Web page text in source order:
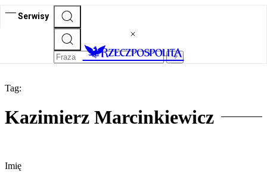
Serwisy
Tag:
Kazimierz Marcinkiewicz
Imię